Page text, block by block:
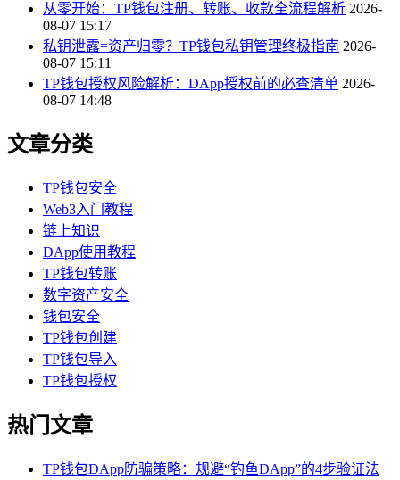
从零开始：TP钱包注册、转账、收款全流程解析 2026-
08-07 15:17
私钥泄露=资产归零？TP钱包私钥管理终极指南 2026-
08-07 15:11
TP钱包授权风险解析：DApp授权前的必查清单 2026-
08-07 14:48
文章分类
TP钱包安全
Web3入门教程
链上知识
DApp使用教程
TP钱包转账
数字资产安全
钱包安全
TP钱包创建
TP钱包导入
TP钱包授权
热门文章
TP钱包DApp防骗策略：规避“钓鱼DApp”的4步验证法